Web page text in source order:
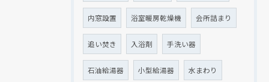
内窓設置 浴室暖房乾燥機 会所詰まり
追い焚き 入浴剤 手洗い器
石油給湯器 小型給湯器 水まわり